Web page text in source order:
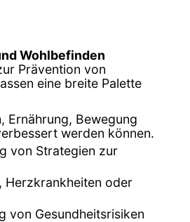
Wohlbefinden
Prävention von
eine breite Palette
Ernährung, Bewegung
werden können.
von Strategien zur
Herzkrankheiten oder
von Gesundheitsrisiken